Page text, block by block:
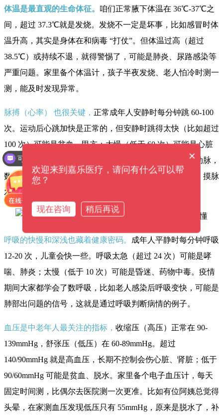
体温是最直观的生命体征。 咱们正常腋下体温在 36℃-37℃之
间，超过 37.3℃就是发烧。发烧不一定是坏事，比如感冒时体
温升高，其实是身体在和病毒 “打仗”。但体温过高（超过
38.5℃）或持续不退，就得警惕了，可能是肺炎、尿路感染等
严重问题。家里备个体温计，孩子半夜发烧、老人怕冷时测一
测，能及时发现异常。
脉搏（心率） 也很关键， 正常成年人安静时每分钟跳 60-100
次。运动后心跳加快是正常的，但安静时跳得太快（比如超过
100 次）可能是贫血、甲亢；太慢（低于 60 次）可能是心脏
问题，运动员除外，他们心率可能偏慢。摸手腕内侧的动脉，
数一分钟跳动次数，就能简单判断。比如有人突然心慌，摸脉
发现跳得又快又乱，可能是心律失常，得赶紧就医。
呼吸的快慢和深浅也藏着健康密码。
成年人平静时每分钟呼吸
12-20 次，儿童会快一些。呼吸太急（超过 24 次）可能是哮
喘、肺炎；太慢（低于 10 次）可能是昏迷、药物中毒。疫情
期间大家都学会了数呼吸，比如老人感染后呼吸变快，可能是
肺部出问题的信号，这就是通过呼吸判断病情的例子。
血压是中老年人最关注的指标， 收缩压（高压）正常在 90-
139mmHg，舒张压（低压）在 60-89mmHg。超过
140/90mmHg 就是高血压，长期不控制会伤心脏、肾脏；低于
90/60mmHg 可能是贫血、脱水。家里备个电子血压计，每天
固定时间测，比偶尔去医院测一次更准。比如有位阿姨总觉得
头晕，在家测血压发现低压只有 55mmHg，原来是脱水了，补
×
欢迎来到嘉乐医疗，请问有什么可以帮
您？
现在咨询 稍后再说